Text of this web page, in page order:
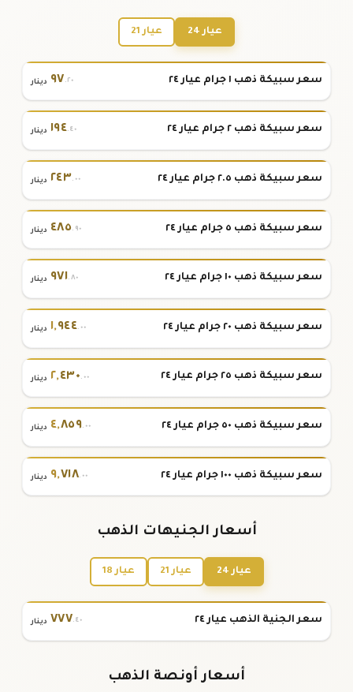
عيار 24 عيار 21
سعر سبيكة ذهب ١ جرام عيار ٢٤ ٩٧.٢٠ دينار
سعر سبيكة ذهب ٢ جرام عيار ٢٤ ١٩٤.٤٠ دينار
سعر سبيكة ذهب ٢.٥ جرام عيار ٢٤ ٢٤٣.٠٠ دينار
سعر سبيكة ذهب ٥ جرام عيار ٢٤ ٤٨٥.٩٠ دينار
سعر سبيكة ذهب ١٠ جرام عيار ٢٤ ٩٧١.٨٠ دينار
سعر سبيكة ذهب ٢٠ جرام عيار ٢٤ ١,٩٤٤.٠٠ دينار
سعر سبيكة ذهب ٢٥ جرام عيار ٢٤ ٢,٤٣٠.٠٠ دينار
سعر سبيكة ذهب ٥٠ جرام عيار ٢٤ ٤,٨٥٩.٠٠ دينار
سعر سبيكة ذهب ١٠٠ جرام عيار ٢٤ ٩,٧١٨.٠٠ دينار
أسعار الجنيهات الذهب
عيار 24 عيار 21 عيار 18
سعر الجنية الذهب عيار ٢٤ ٧٧٧.٤٠ دينار
أسعار أونصة الذهب